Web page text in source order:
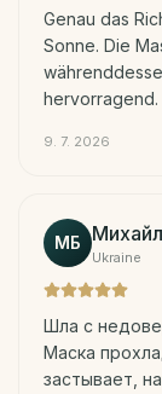
Genau das
Sonne. Die
hervorragend.
9. 7. 2026
МБ
Ukraine
Шла с
Маска
застывает,